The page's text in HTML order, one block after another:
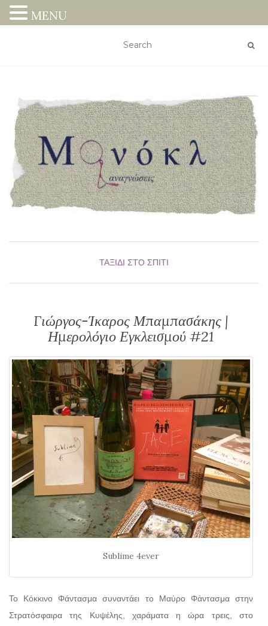
ΤΑΞΊΔΙ ΣΤΟ ΣΠΊΤΙ
Γιώργος-Ίκαρος Μπαμπασάκης |
Ημερολόγιο Εγκλεισμού #21
Sublime 4ever
Το Κόκκινο Φάντασμα συναντάει το Μαύρο Φάντασμα στην
Στρατόσφαιρα της Κυψέλης, χαράματα η ώρα τρεις, στο
MENU